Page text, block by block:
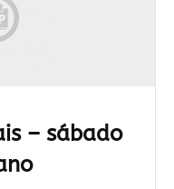
– sábado